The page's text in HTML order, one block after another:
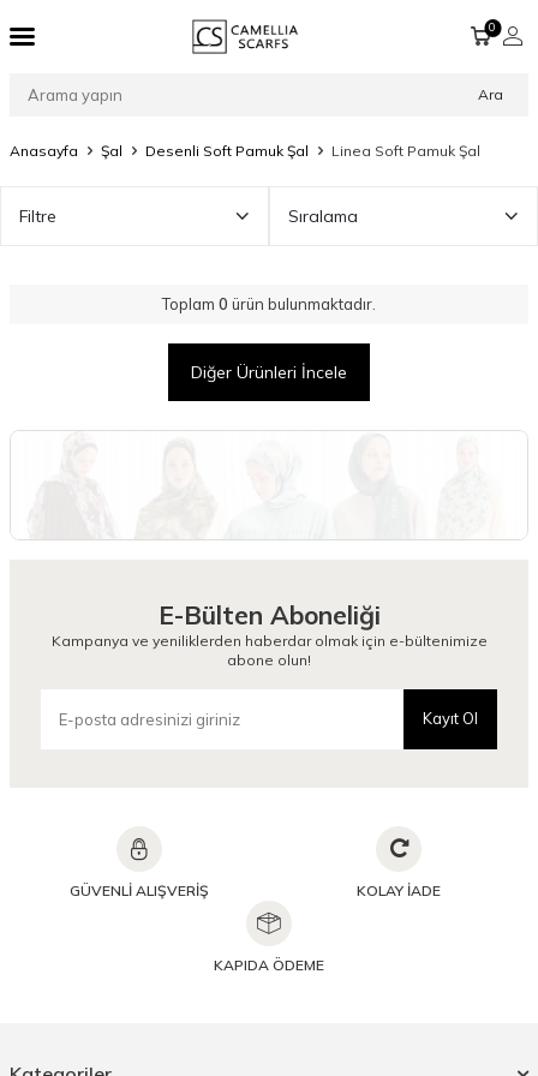
Ara
0
Anasayfa Şal Desenli Soft Pamuk Şal Linea Soft Pamuk Şal
Filtre Sıralama
Toplam 0 ürün bulunmaktadır.
Diğer Ürünleri İncele
E-Bülten Aboneliği
Kampanya ve yeniliklerden haberdar olmak için e-bültenimize
abone olun!
Kayıt Ol
GÜVENLİ ALIŞVERİŞ KOLAY İADE
KAPIDA ÖDEME